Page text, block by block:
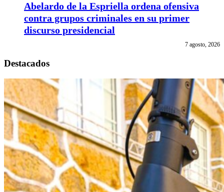
Abelardo de la Espriella ordena ofensiva
contra grupos criminales en su primer
discurso presidencial
7 agosto, 2026
Destacados